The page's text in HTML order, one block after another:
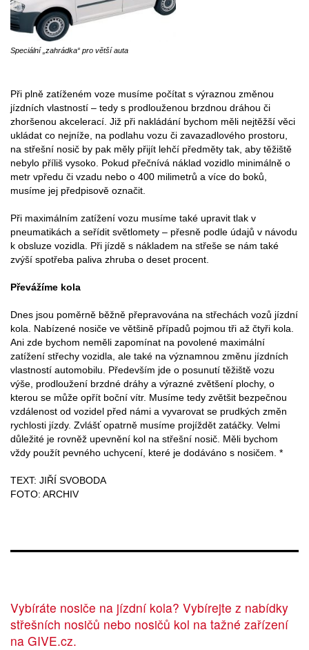
Speciální „zahrádka“ pro větší auta
Při plně zatíženém voze musíme počítat s výraznou změnou
jízdních vlastností – tedy s prodlouženou brzdnou dráhou či
zhoršenou akcelerací. Již při nakládání bychom měli nejtěžší věci
ukládat co nejníže, na podlahu vozu či zavazadlového prostoru,
na střešní nosič by pak měly přijít lehčí předměty tak, aby těžiště
nebylo příliš vysoko. Pokud přečnívá náklad vozidlo minimálně o
metr vpředu či vzadu nebo o 400 milimetrů a více do boků,
musíme jej předpisově označit.
Při maximálním zatížení vozu musíme také upravit tlak v
pneumatikách a seřídit světlomety – přesně podle údajů v návodu
k obsluze vozidla. Při jízdě s nákladem na střeše se nám také
zvýší spotřeba paliva zhruba o deset procent.
Převážíme kola
Dnes jsou poměrně běžně přepravována na střechách vozů jízdní
kola. Nabízené nosiče ve většině případů pojmou tři až čtyři kola.
Ani zde bychom neměli zapomínat na povolené maximální
zatížení střechy vozidla, ale také na významnou změnu jízdních
vlastností automobilu. Především jde o posunutí těžiště vozu
výše, prodloužení brzdné dráhy a výrazné zvětšení plochy, o
kterou se může opřít boční vítr. Musíme tedy zvětšit bezpečnou
vzdálenost od vozidel před námi a vyvarovat se prudkých změn
rychlosti jízdy. Zvlášť opatrně musíme projíždět zatáčky. Velmi
důležité je rovněž upevnění kol na střešní nosič. Měli bychom
vždy použít pevného uchycení, které je dodáváno s nosičem. *
TEXT: JIŘÍ SVOBODA
FOTO: ARCHIV
Vybíráte nosiče na jízdní kola? Vybírejte z nabídky
střešních nosičů nebo nosičů kol na tažné zařízení
na GIVE.cz.